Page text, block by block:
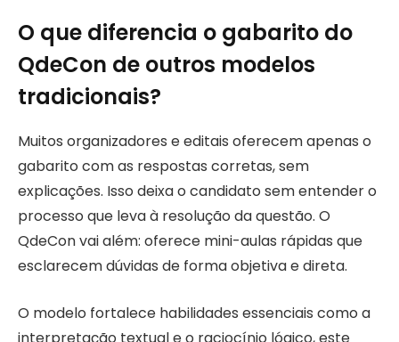
O que diferencia o gabarito do
QdeCon de outros modelos
tradicionais?
Muitos organizadores e editais oferecem apenas o
gabarito com as respostas corretas, sem
explicações. Isso deixa o candidato sem entender o
processo que leva à resolução da questão. O
QdeCon vai além: oferece mini-aulas rápidas que
esclarecem dúvidas de forma objetiva e direta.
O modelo fortalece habilidades essenciais como a